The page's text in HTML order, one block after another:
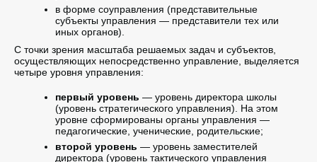
в форме соуправления (представительные
субъекты управления — представители тех или
иных органов).
С точки зрения масштаба решаемых задач и субъектов,
осуществляющих непосредственно управление, выделяется
четыре уровня управления:
первый уровень — уровень директора школы
(уровень стратегического управления). На этом
уровне сформированы органы управления —
педагогические, ученические, родительские;
второй уровень — уровень заместителей
директора (уровень тактического управления